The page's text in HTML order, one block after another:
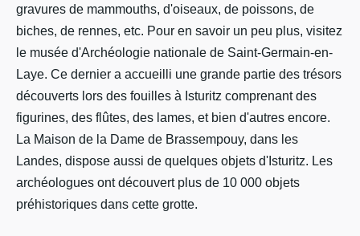
gravures de mammouths, d'oiseaux, de poissons, de
biches, de rennes, etc. Pour en savoir un peu plus, visitez
le musée d'Archéologie nationale de Saint-Germain-en-
Laye. Ce dernier a accueilli une grande partie des trésors
découverts lors des fouilles à Isturitz comprenant des
figurines, des flûtes, des lames, et bien d'autres encore.
La Maison de la Dame de Brassempouy, dans les
Landes, dispose aussi de quelques objets d'Isturitz. Les
archéologues ont découvert plus de 10 000 objets
préhistoriques dans cette grotte.